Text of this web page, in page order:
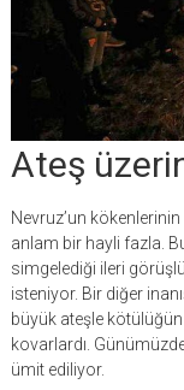
Ateş
Nevruz’un
anlam bir hayli fazla.
simgelediği ileri
isteniyor. Bir diğer
büyük ateşle
kovarlardı.
ümit ediliyor.